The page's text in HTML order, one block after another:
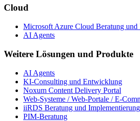
Cloud
Microsoft Azure Cloud Beratung
AI Agents
Weitere Lösungen und Produkte
AI Agents
KI-Consulting und Entwicklung
Noxum Content Delivery Portal
Web-Systeme / Web-Portale / E-
iiRDS Beratung und Implementierung
PIM-Beratung